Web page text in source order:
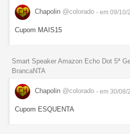
Chapolin @colorado - em 09/10/
Cupom MAIS15
Smart Speaker Amazon Echo Dot 5ª
BrancaNTA
Chapolin @colorado - em 30/08/
Cupom ESQUENTA